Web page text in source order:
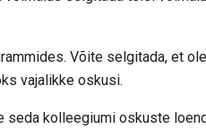
Võite selgitada, et
vajalikke oskusi.
seda kolleegiumi oskuste